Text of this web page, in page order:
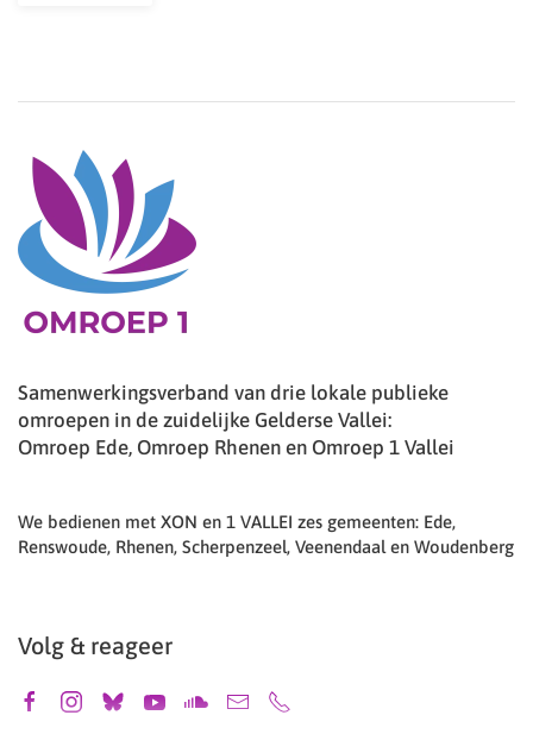
Samenwerkingsverband van drie lokale publieke
omroepen in de zuidelijke Gelderse Vallei:
Omroep Ede, Omroep Rhenen en Omroep 1 Vallei
We bedienen met XON en 1 VALLEI zes gemeenten: Ede,
Renswoude, Rhenen, Scherpenzeel, Veenendaal en Woudenberg
Volg & reageer